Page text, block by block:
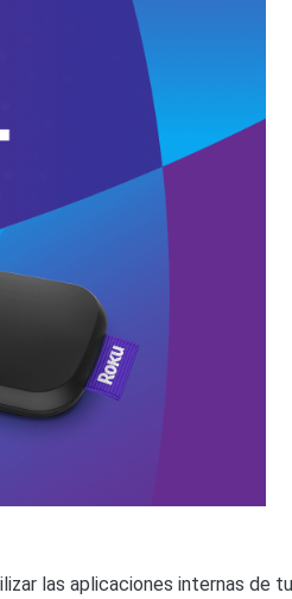
las aplicaciones internas de